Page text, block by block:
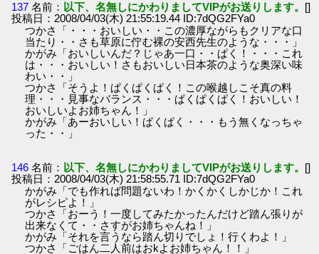
137 名前： 以下、名無しにかわりましてVIPがお送りします。 []
投稿日：2008/04/03(木) 21:55:19.44 ID:7dQG2FYa0
つかさ「・・・おいしい・・この濃厚ながらもクリアな口
当たり・・さも草原に佇む裸の安西先生のような・・・」
かがみ「おいしいんだ？じゃあ一口・・ぱく！・・・これ
は・・・おいしい！さもおいしい日本茶のような奥深い味
わい・・」
つかさ「そうよ！ぱくぱくぱく！この喉越しこそ真の料
理・・・見事なバランス・・・ぱくぱくぱく！おいしい！
おいしいよお姉ちゃん！」
かがみ「あーおいしい！ぱくぱく・・・もう無くなっちゃ
った・・」
146 名前： 以下、名無しにかわりましてVIPがお送りします。 []
投稿日：2008/04/03(木) 21:58:55.71 ID:7dQG2FYa0
かがみ「でも作れば問題ないわ！かくかくしかじか！これ
がレシピよ！」
つかさ「おーう！一度してみたかったんだけど踏ん張りが
出来なくて・・さすがお姉ちゃんね！」
かがみ「それを言うなら踏ん切りでしょ！行くわよ！」
つかさ「ごはん二人前はおkよお姉ちゃん！！」